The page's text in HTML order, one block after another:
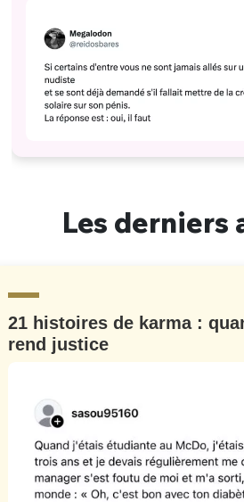
Les derniers
21 histoires de karma :
rend justice